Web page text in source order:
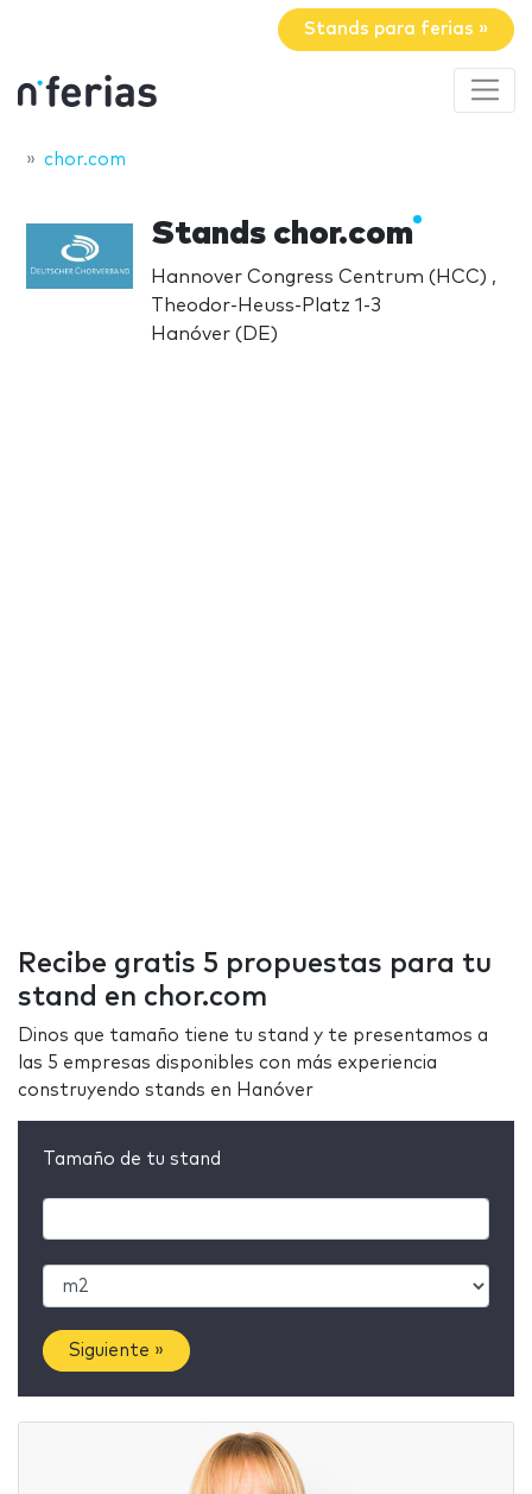
Stands para ferias »
chor.com
Stands chor.com
Hannover Congress Centrum (HCC) ,
Theodor-Heuss-Platz 1-3
Hanóver (DE)
Recibe gratis 5 propuestas para tu
stand en chor.com
Dinos que tamaño tiene tu stand y te presentamos a
las 5 empresas disponibles con más experiencia
construyendo stands en Hanóver
Tamaño de tu stand
Siguiente »